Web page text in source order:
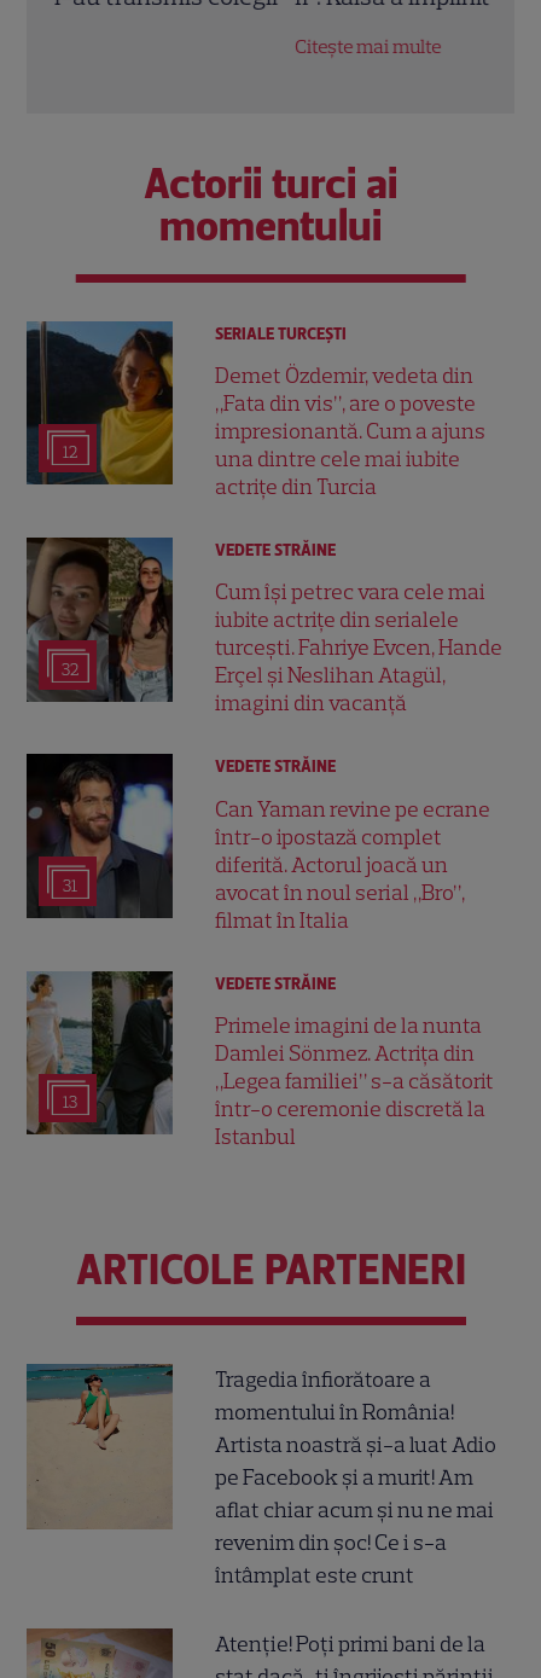
Actorii turci ai
momentului
12
SERIALE TURCEŞTI
Demet Özdemir, vedeta din
„Fata din vis”, are o poveste
impresionantă. Cum a ajuns
una dintre cele mai iubite
actrițe din Turcia
32
VEDETE STRĂINE
Cum își petrec vara cele mai
iubite actrițe din serialele
turcești. Fahriye Evcen, Hande
Erçel și Neslihan Atagül,
imagini din vacanță
31
VEDETE STRĂINE
Can Yaman revine pe ecrane
într-o ipostază complet
diferită. Actorul joacă un
avocat în noul serial „Bro”,
filmat în Italia
13
VEDETE STRĂINE
Primele imagini de la nunta
Damlei Sönmez. Actrița din
„Legea familiei” s-a căsătorit
într-o ceremonie discretă la
Istanbul
ARTICOLE PARTENERI
Tragedia înfiorătoare a
momentului în România!
Artista noastră și-a luat Adio
pe Facebook și a murit! Am
aflat chiar acum și nu ne mai
revenim din șoc! Ce i s-a
întâmplat este crunt
Atenție! Poți primi bani de la